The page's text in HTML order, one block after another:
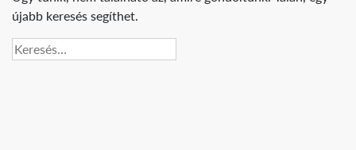
újabb keresés segíthet.
Keresés: